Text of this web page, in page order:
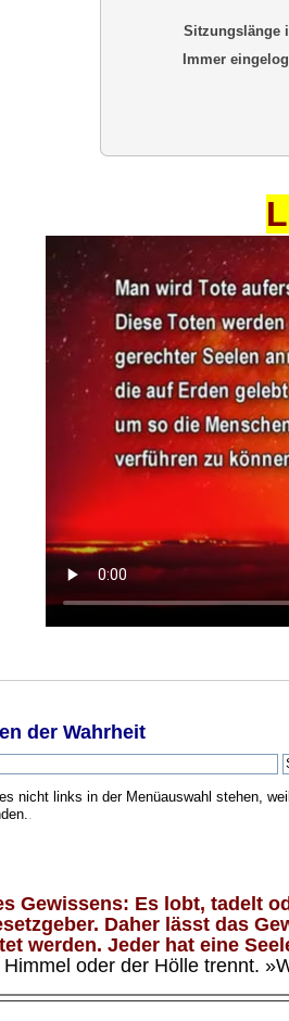
Sitzungslänge
Immer
der Wahrheit
nicht links in der Menüauswahl stehen,
.
Gewissens: Es lobt, tadelt
Daher lässt das
werden. Jeder hat eine
oder der Hölle trennt.